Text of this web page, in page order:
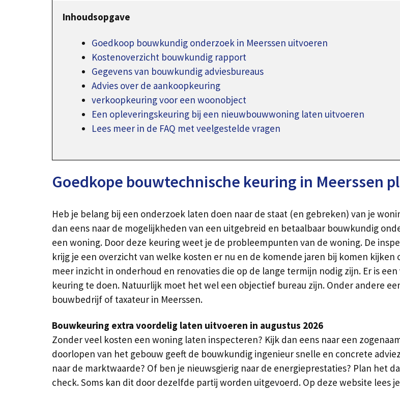
Inhoudsopgave
Goedkoop bouwkundig onderzoek in Meerssen uitvoeren
Kostenoverzicht bouwkundig rapport
Gegevens van bouwkundig adviesbureaus
Advies over de aankoopkeuring
verkoopkeuring voor een woonobject
Een opleveringskeuring bij een nieuwbouwwoning laten uitvoeren
Lees meer in de FAQ met veelgestelde vragen
Goedkope bouwtechnische keuring in Meerssen
Heb je belang bij een onderzoek laten doen naar de staat (en gebreken) van je
dan eens naar de mogelijkheden van een uitgebreid en betaalbaar bouwkundig
een woning. Door deze keuring weet je de probleempunten van de woning. De
krijg je een overzicht van welke kosten er nu en de komende jaren bij komen
meer inzicht in onderhoud en renovaties die op de lange termijn nodig zijn. Er is
keuring te doen. Natuurlijk moet het wel een objectief bureau zijn. Onder andere
bouwbedrijf of taxateur in Meerssen.
Bouwkeuring extra voordelig laten uitvoeren in augustus 2026
Zonder veel kosten een woning laten inspecteren? Kijk dan eens naar een
doorlopen van het gebouw geeft de bouwkundig ingenieur snelle en concrete
naar de marktwaarde? Of ben je nieuwsgierig naar de energieprestaties? Plan het
check. Soms kan dit door dezelfde partij worden uitgevoerd. Op deze website lees